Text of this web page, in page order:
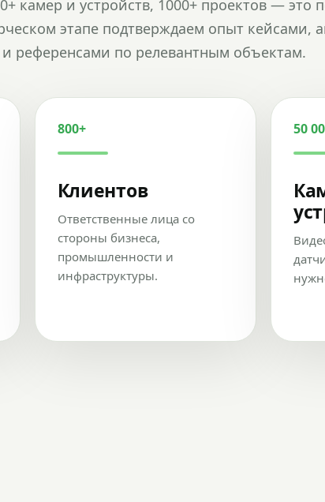
камер и устройств, 1000+ проектов — это
этапе подтверждаем опыт кейсами,
референсами по релевантным объектам.
800+
Клиентов
Ответственные лица со
стороны бизнеса,
промышленности и
инфраструктуры.
50